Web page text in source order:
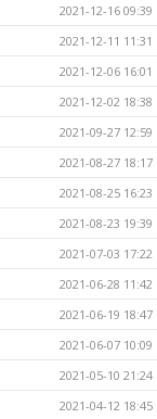
2021-12-16 09:39
2021-12-11 11:31
2021-12-06 16:01
2021-12-02 18:38
2021-09-27 12:59
2021-08-27 18:17
2021-08-25 16:23
2021-08-23 19:39
2021-07-03 17:22
2021-06-28 11:42
2021-06-19 18:47
2021-06-07 10:09
2021-05-10 21:24
2021-04-12 18:45